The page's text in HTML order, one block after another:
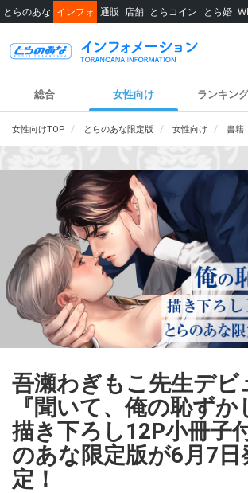
とらのあな インフォ 通販 店舗 とらコイン とら婚
総合 女性向け ランキング
女性向けTOP とらのあな限定版 女性向け 書籍
吾瀬わぎもこ先生デビ
『聞いて、俺の恥ずか
描き下ろし12P小冊子
のあな限定版が6月7日
定！